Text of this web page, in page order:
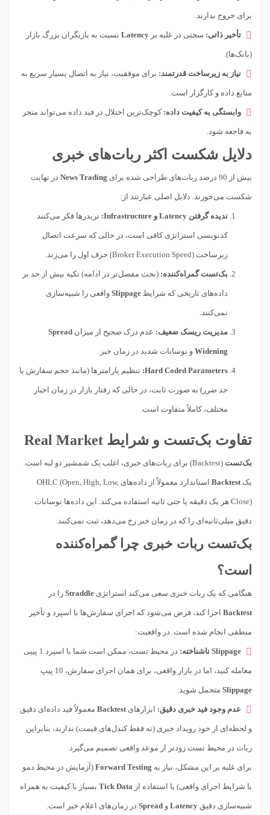
برای خروج ندارند.
تأخیر ذاتی: سختی در غلبه بر Latency نسبت به بازیگران بزرگ بازار
(بانک‌ها).
نیاز به زیرساخت قدرتمند: برای موفقیت، نیاز به اتصال بسیار سریع به
منابع داده و کارگزار است.
وابستگی به کیفیت داده: کوچک‌ترین اختلال در فید داده می‌تواند منجر
به فاجعه شود.
دلایل شکست اکثر ربات‌های خبری
بیش از 90 درصد ربات‌های طراحی شده برای News Trading در نهایت
شکست می‌خورند. دلایل اصلی عبارتند از:
ندیده گرفتن Latency و Infrastructure: تریدرها فکر می‌کنند
کدنویسی استراتژی کافی است، در حالی که سرعت اتصال
زیرساخت (Broker Execution Speed) حرف اول را می‌زند.
بک‌تست گمراه‌کننده: (بحث مفصل‌تر در ادامه) تکیه بیش از حد بر
داده‌های تاریخی که شرایط Slippage واقعی را شبیه‌سازی
نمی‌کنند.
مدیریت ریسک ضعیف: عدم درک صحیح از میزان Spread
Widening و نوسانات شدید در زمان خبر.
Hard Coded Parameters: تنظیم پارامترها (مانند حجم سفارش یا
حد ضرر) به صورت ثابت، در حالی که رفتار بازار در زمان اخبار
مختلف، کاملاً متفاوت است.
تفاوت بک‌تست و شرایط Real Market
بک‌تست (Backtest) برای ربات‌های خبری، اغلب یک شمشیر دو لبه است.
یکBacktest استاندارد معمولاً از داده‌های OHLC (Open, High, Low,
Close) هر یک دقیقه یا حتی ثانیه استفاده می‌کند. این داده‌ها نوسانات
دقیق میلی‌ثانیه‌ای را که در زمان خبر رخ می‌دهد، ثبت نمی‌کنند.
بک‌تست ربات خبری چرا گمراه‌کننده
است؟
هنگامی که یک ربات خبری سعی می‌کند استراتژی Straddle را در
Backtest اجرا کند، فرض می‌شود که اجرای سفارش‌ها با اسپرد و تأخیر
منطقی انجام شده است. در واقعیت:
Slippage ناشناخته: در محیط تست، ممکن است شما با اسپرد 1 پیپی
معامله کنید، اما در بازار واقعی، برای همان اجرای سفارش، 10 پیپ
Slippage متحمل شوید.
عدم وجود فید خبری دقیق: ابزارهایBacktest معمولاً فید داده‌ای دقیق
و لحظه‌ای از خود رویداد خبری (نه فقط کندل‌های قیمت) ندارند، بنابراین
ربات در محیط تست زودتر از موعد واقعی تصمیم می‌گیرد.
برای غلبه بر این مشکل، نیاز به Forward Testing (آزمایش در محیط دمو
با شرایط اجرای واقعی) یا استفاده از Tick Data بسیار با کیفیت به همراه
شبیه‌سازی دقیق Latency و Spread در زمان‌های اعلام خبر است.